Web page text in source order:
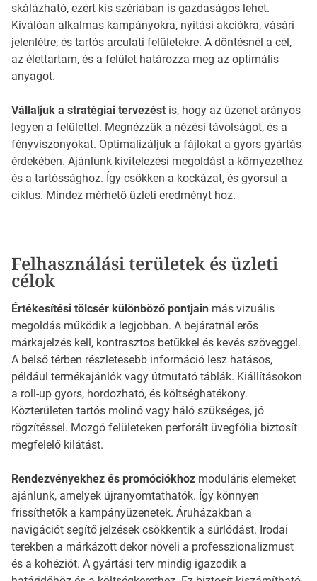
skálázható, ezért kis szériában is gazdaságos lehet.
Kiválóan alkalmas kampányokra, nyitási akciókra, vásári
jelenlétre, és tartós arculati felületekre. A döntésnél a cél,
az élettartam, és a felület határozza meg az optimális
anyagot.
Vállaljuk a stratégiai tervezést is, hogy az üzenet arányos
legyen a felülettel. Megnézzük a nézési távolságot, és a
fényviszonyokat. Optimalizáljuk a fájlokat a gyors gyártás
érdekében. Ajánlunk kivitelezési megoldást a környezethez
és a tartóssághoz. Így csökken a kockázat, és gyorsul a
ciklus. Mindez mérhető üzleti eredményt hoz.
Felhasználási területek és üzleti
célok
Értékesítési tölcsér különböző pontjain más vizuális
megoldás működik a legjobban. A bejáratnál erős
márkajelzés kell, kontrasztos betűkkel és kevés szöveggel.
A belső térben részletesebb információ lesz hatásos,
például termékajánlók vagy útmutató táblák. Kiállításokon
a roll-up gyors, hordozható, és költséghatékony.
Közterületen tartós molinó vagy háló szükséges, jó
rögzítéssel. Mozgó felületeken perforált üvegfólia biztosít
megfelelő kilátást.
Rendezvényekhez és promóciókhoz moduláris elemeket
ajánlunk, amelyek újranyomtathatók. Így könnyen
frissíthetők a kampányüzenetek. Áruházakban a
navigációt segítő jelzések csökkentik a súrlódást. Irodai
terekben a márkázott dekor növeli a professzionalizmust
és a kohéziót. A gyártási terv mindig igazodik a